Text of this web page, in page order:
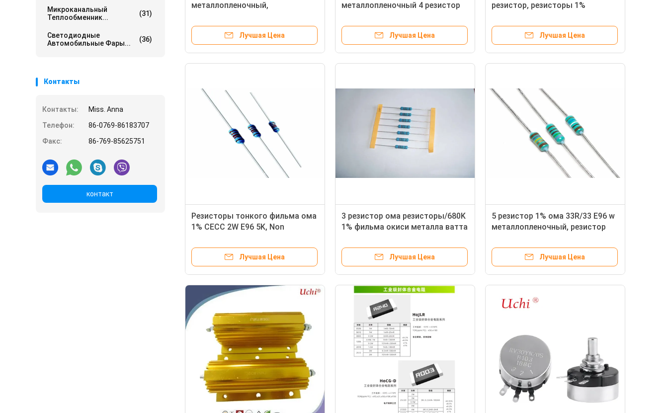
Микроканальный
Теплообменник...
(31)
Светодиодные
Автомобильные Фары...
(36)
Контакты
Контакты:
Miss. Anna
Телефон:
86-0769-86183707
Факс:
86-769-85625751
контакт
металлопленочный,
высокой точности 2W 600
Лучшая Цена
металлопленочный 4 резистор
телекоммуникаций
Лучшая Цена
резистор, резисторы 1%
Лучшая Цена
Резисторы тонкого фильма ома
1% CECC 2W E96 5K, Non
Лучшая Цена
3 резистор ома резисторы/680K
1% фильма окиси металла ватта
Лучшая Цена
5 резистор 1% ома 33R/33 E96 w
металлопленочный, резистор
Лучшая Цена